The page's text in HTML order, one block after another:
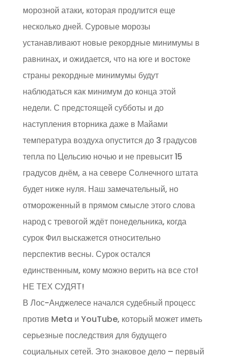
морозной атаки, которая продлится еще
несколько дней. Суровые морозы
устанавливают новые рекордные минимумы в
равнинах, и ожидается, что на юге и востоке
страны рекордные минимумы будут
наблюдаться как минимум до конца этой
недели. С предстоящей субботы и до
наступления вторника даже в Майами
температура воздуха опустится до 3 градусов
тепла по Цельсию ночью и не превысит 15
градусов днём, а на севере Солнечного штата
будет ниже нуля. Наш замечательный, но
отмороженный в прямом смысле этого слова
народ с тревогой ждёт понедельника, когда
сурок Фил выскажется относительно
перспектив весны. Сурок остался
единственным, кому можно верить на все сто!
НЕ ТЕХ СУДЯТ!
В Лос-Анджелесе начался судебный процесс
против Meta и YouTube, который может иметь
серьезные последствия для будущего
социальных сетей. Это знаковое дело – первый